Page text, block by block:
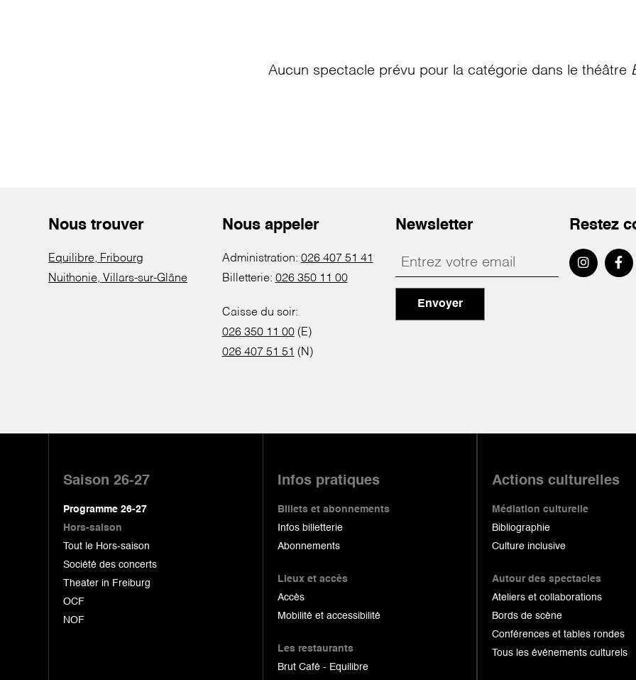
Aucun spectacle prévu pour la catégorie dans le théâtre
Nous trouver
Equilibre, Fribourg
Nuithonie, Villars-sur-Glâne
Nous appeler
Administration: 026 407 51 41
Billetterie: 026 350 11 00
Caisse du soir:
026 350 11 00(E)
026 407 51 51 (N)
Newsletter
Envoyer
Restez
Saison 26-27
Programme 26-27
Hors-saison
Tout le Hors-saison
Société des concerts
Theater in Freiburg
OCF
NOF
Infos pratiques
Billets et abonnements
Infos billetterie
Abonnements
Lieux et accès
Accès
Mobilité et accessibilité
Les restaurants
Brut Café - Equilibre
Actions culturelles
Médiation culturelle
Bibliographie
Culture inclusive
Autour des spectacles
Ateliers et collaborations
Bords de scène
Conférences et tables rondes
Tous les événements culturels